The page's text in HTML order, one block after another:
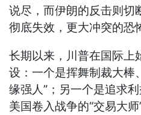
说尽，而伊朗的反击则切
彻底失效，更大冲突的恐
长期以来，川普在国际上
设：一个是挥舞制裁大棒
缘强人”；另一个是追求
美国卷入战争的“交易大师”